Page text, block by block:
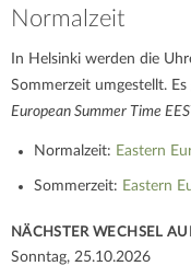
Normalzeit
In Helsinki werden die
Sommerzeit umgestellt.
European Summer Time
Normalzeit: Eastern
Sommerzeit: Eastern
NÄCHSTER WECHSEL
Sonntag, 25.10.2026